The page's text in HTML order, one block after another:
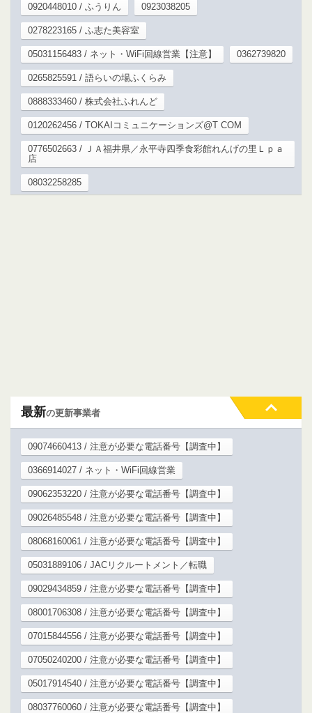
0920448010 / ふうりん 0923038205
0278223165 / ふ志た美容室
05031156483 / ネット・WiFi回線営業【注意】 0362739820
0265825591 / 語らいの場ふくらみ
0888333460 / 株式会社ふれんど
0120262456 / TOKAIコミュニケーションズ@T COM
0776502663 / ＪＡ福井県／永平寺四季食彩館れんげの里Ｌｐａ
店
08032258285
最新の更新事業者
09074660413 / 注意が必要な電話番号【調査中】
0366914027 / ネット・WiFi回線営業
09062353220 / 注意が必要な電話番号【調査中】
09026485548 / 注意が必要な電話番号【調査中】
08068160061 / 注意が必要な電話番号【調査中】
05031889106 / JACリクルートメント／転職
09029434859 / 注意が必要な電話番号【調査中】
08001706308 / 注意が必要な電話番号【調査中】
07015844556 / 注意が必要な電話番号【調査中】
07050240200 / 注意が必要な電話番号【調査中】
05017914540 / 注意が必要な電話番号【調査中】
08037760060 / 注意が必要な電話番号【調査中】